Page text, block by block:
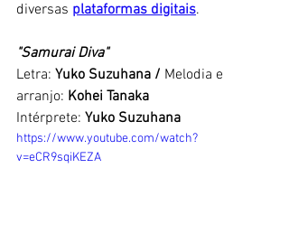
diversas plataformas digitais.
"Samurai Diva"
Letra: Yuko Suzuhana / Melodia e
arranjo: Kohei Tanaka
Intérprete: Yuko Suzuhana
https://www.youtube.com/watch?
v=eCR9sqiKEZA